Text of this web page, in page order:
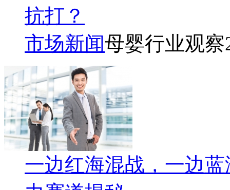
抗打？
市场新闻母婴行业观察
一边红海混战，一边